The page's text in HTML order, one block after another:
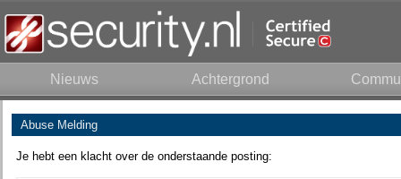
Nieuws Achtergrond
Abuse Melding
Je hebt een klacht over de onderstaande posting: